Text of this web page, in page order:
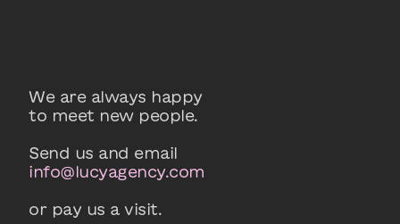
We are always happy
to meet new people.
Send us and email
info@lucyagency.com
or pay us a visit.